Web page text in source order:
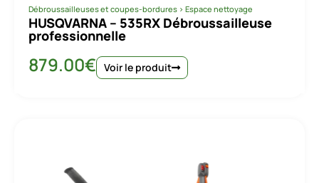
Débroussailleuses et coupes-bordures > Espace nettoyage
HUSQVARNA – 535RX Débroussailleuse
professionnelle
879.00€ Voir le produit